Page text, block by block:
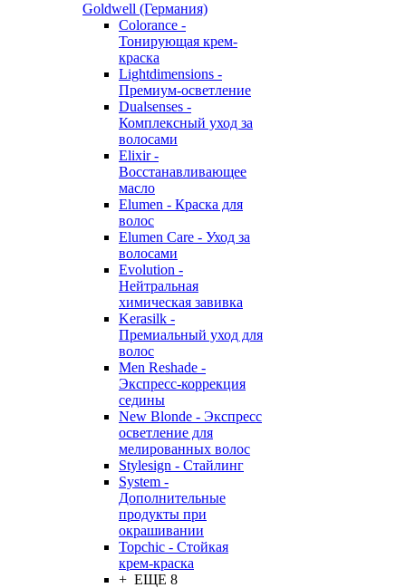
Goldwell (Германия)
Colorance -
Тонирующая крем-
краска
Lightdimensions -
Премиум-осветление
Dualsenses -
Комплексный уход за
волосами
Elixir -
Восстанавливающее
масло
Elumen - Краска для
волос
Elumen Care - Уход за
волосами
Evolution -
Нейтральная
химическая завивка
Kerasilk -
Премиальный уход для
волос
Men Reshade -
Экспресс-коррекция
седины
New Blonde - Экспресс
осветление для
мелированных волос
Stylesign - Стайлинг
System -
Дополнительные
продукты при
окрашивании
Topchic - Стойкая
крем-краска
+ ЕЩЕ 8